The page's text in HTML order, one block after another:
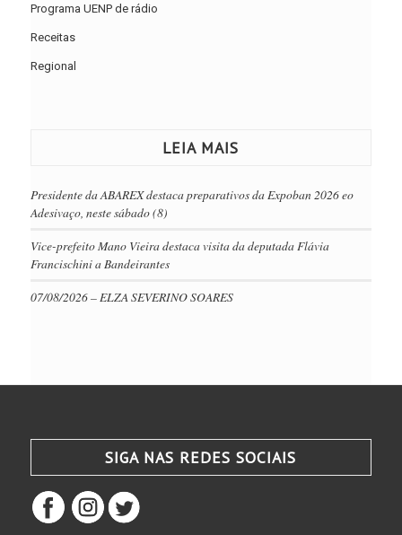
Programa UENP de rádio
Receitas
Regional
LEIA MAIS
Presidente da ABAREX destaca preparativos da Expoban 2026 eo
Adesivaço, neste sábado (8)
Vice-prefeito Mano Vieira destaca visita da deputada Flávia
Francischini a Bandeirantes
07/08/2026 – ELZA SEVERINO SOARES
SIGA NAS REDES SOCIAIS